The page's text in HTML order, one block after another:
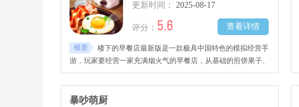
更新时间：
2025-08-17
查看详情
评分： 5.6
概要
楼下的早餐店最新版是一款极具中国特色的模拟经营手
游，玩家要经营一家充满烟火气的早餐店，从基础的煎饼果子、
豆浆油条起步，慢慢解锁烤冷面、小笼包等地方特色小吃，还能
拓展至火锅、烧烤、煲仔饭等正餐，喜欢的朋友快来下载吧！
暴吵萌厨